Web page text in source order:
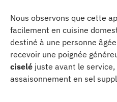
Nous observons que cette
facilement en cuisine
destiné à une personne
recevoir une poignée
ciselé juste avant le service,
assaisonnement en sel